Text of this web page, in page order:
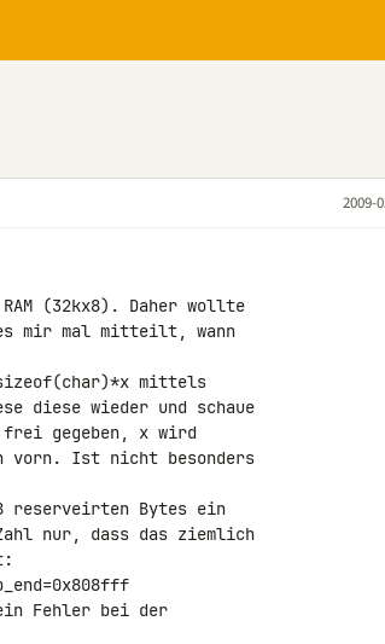
2009-
(32kx8). Daher wollte
mir mal mitteilt, wann
mittels
diese wieder und schaue
frei gegeben, x wird
vorn. Ist nicht besonders
reserveirten Bytes ein
nur, dass das ziemlich
Fehler bei der